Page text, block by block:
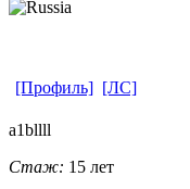
[Профиль] [ЛС]
a1bllll
Стаж: 15 лет